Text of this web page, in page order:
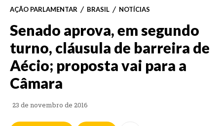
AÇÃO PARLAMENTAR BRASIL NOTÍCIAS
Senado aprova, em segundo
turno, cláusula de barreira de
Aécio; proposta vai para a
Câmara
23 de novembro de 2016